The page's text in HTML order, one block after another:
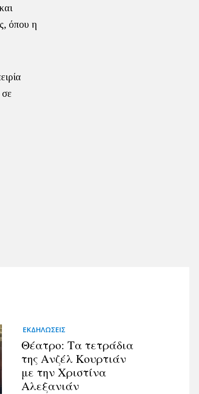
όπου η
ΕΚΔΗΛΩΣΕΙΣ
Θέατρο: Τα τετράδια
της Ανζέλ Κουρτιάν
με την Χριστίνα
Αλεξανιάν